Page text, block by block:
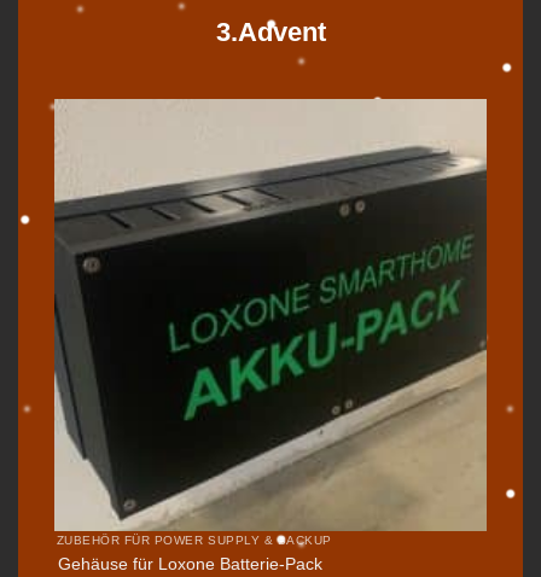
3.Advent
ZUBEHÖR FÜR POWER SUPPLY & BACKUP
Gehäuse für Loxone Batterie-Pack